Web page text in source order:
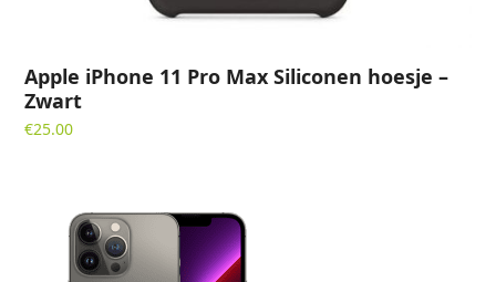
Apple iPhone 11 Pro Max Siliconen hoesje –
Zwart
€25.00